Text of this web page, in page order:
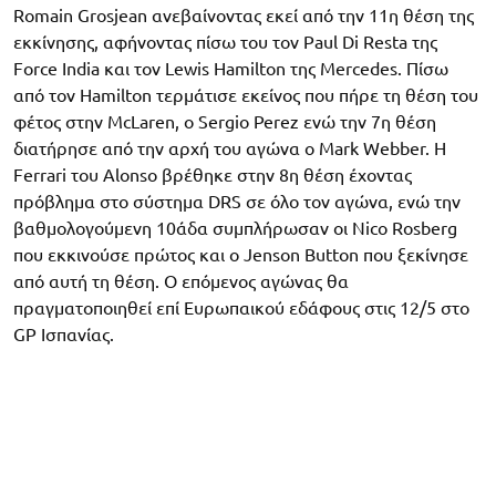
Romain Grosjean ανεβαίνοντας εκεί από την 11η θέση της
εκκίνησης, αφήνοντας πίσω του τον Paul Di Resta της
Force India και τον Lewis Hamilton της Mercedes. Πίσω
από τον Hamilton τερμάτισε εκείνος που πήρε τη θέση του
φέτος στην McLaren, ο Sergio Perez ενώ την 7η θέση
διατήρησε από την αρχή του αγώνα ο Mark Webber. H
Ferrari του Alonso βρέθηκε στην 8η θέση έχοντας
πρόβλημα στο σύστημα DRS σε όλο τον αγώνα, ενώ την
βαθμολογούμενη 10άδα συμπλήρωσαν οι Nico Rosberg
που εκκινούσε πρώτος και ο Jenson Button που ξεκίνησε
από αυτή τη θέση. Ο επόμενος αγώνας θα
πραγματοποιηθεί επί Ευρωπαικού εδάφους στις 12/5 στο
GP Ισπανίας.